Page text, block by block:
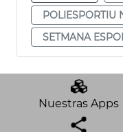
POLIESPORTIU
SETMANA
Nuestras Apps